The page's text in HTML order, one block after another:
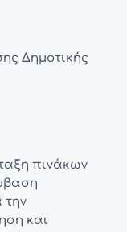
Δημοτικής
πινάκων
την
και